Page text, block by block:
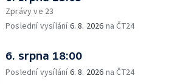
Zprávy ve 23
Poslední vysílání6. 8. 2026 na ČT24
6. srpna 18:00
Poslední vysílání6. 8. 2026 na ČT24